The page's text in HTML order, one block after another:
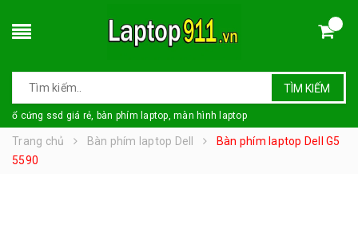
TÌM KIẾM
ổ cứng ssd giá rẻ, bàn phím laptop, màn hình laptop
Trang chủ Bàn phím laptop Dell
Bàn phím laptop Dell G5
5590